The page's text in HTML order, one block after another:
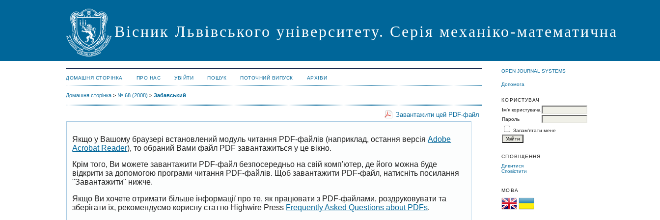
Вісник Львівського університету. Серія механіко-математична
OPEN JOURNAL SYSTEMS
Допомога
КОРИСТУВАЧ
Ім'я користувача
Пароль
Запам'ятати мене
СПОВІЩЕННЯ
Дивитися
Сповістити
МОВА
ДОМАШНЯ СТОРІНКА ПРО НАС УВІЙТИ ПОШУК ПОТОЧНИЙ ВИПУСК АРХІВИ
Домашня сторінка > № 68 (2008) >Забавський
Завантажити цей PDF-файл
Якщо у Вашому браузері встановлений модуль читання PDF-файлів (наприклад, остання версіяAdobe
Acrobat Reader), то обраний Вами файл PDF завантажиться у це вікно.
Крім того, Ви можете завантажити PDF-файл безпосередньо на свій комп'ютер, де його можна буде
відкрити за допомогою програми читання PDF-файлів. Щоб завантажити PDF-файл, натисніть посилання
"Завантажити" нижче.
Якщо Ви хочете отримати більше інформації про те, як працювати з PDF-файлами, роздруковувати та
зберігати їх, рекомендуємо корисну статтю Highwire Press Frequently Asked Questions about PDFs.